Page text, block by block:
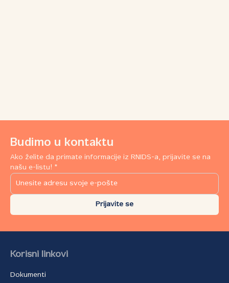
Budimo u kontaktu
Ako želite da primate informacije iz RNIDS-a, prijavite se na
našu e-listu! *
Prijavite se
Korisni linkovi
Dokumenti